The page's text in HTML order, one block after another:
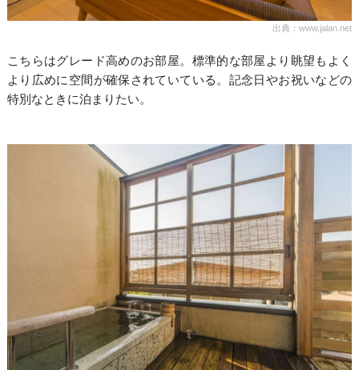
出典：www.jalan.net
こちらはグレード高めのお部屋。標準的な部屋より眺望もよく
より広めに空間が確保されていている。記念日やお祝いなどの
特別なときに泊まりたい。